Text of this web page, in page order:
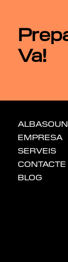
Va!
EMPRESA
SERVEIS
CONTACTE
BLOG